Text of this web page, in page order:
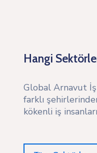
Hangi
Global Arnavut
farklı
kökenli iş